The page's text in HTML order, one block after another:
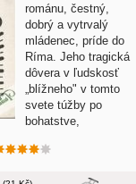
románu, čestný,
dobrý a vytrvalý
mládenec, príde do
Ríma. Jeho tragická
dôvera v ľudskosť
„blížneho" v tomto
svete túžby po
bohatstve,